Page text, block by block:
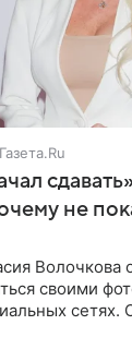
Газета.Ru
не
Волочкова
своими
сетях.